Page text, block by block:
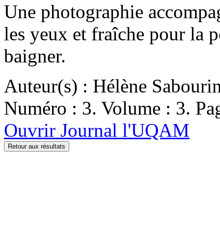
Une photographie
les yeux et fraîche pour la
baigner.
Auteur(s) : Hélène
Numéro : 3. Volume : 3.
Ouvrir Journal l'UQAM
Retour aux résultats